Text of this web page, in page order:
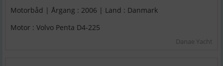
Motorbåd | Årgang : 2006 | Land : Danmark
Motor : Volvo Penta D4-225
Danae Yacht